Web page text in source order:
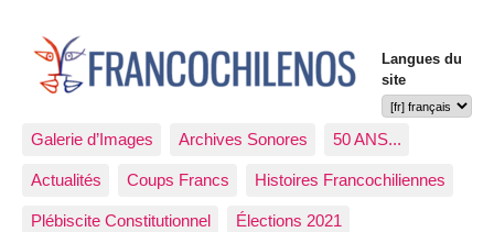
Langues du
site
Galerie d’Images Archives Sonores 50 ANS...
Actualités Coups Francs Histoires Francochiliennes
Plébiscite Constitutionnel Élections 2021